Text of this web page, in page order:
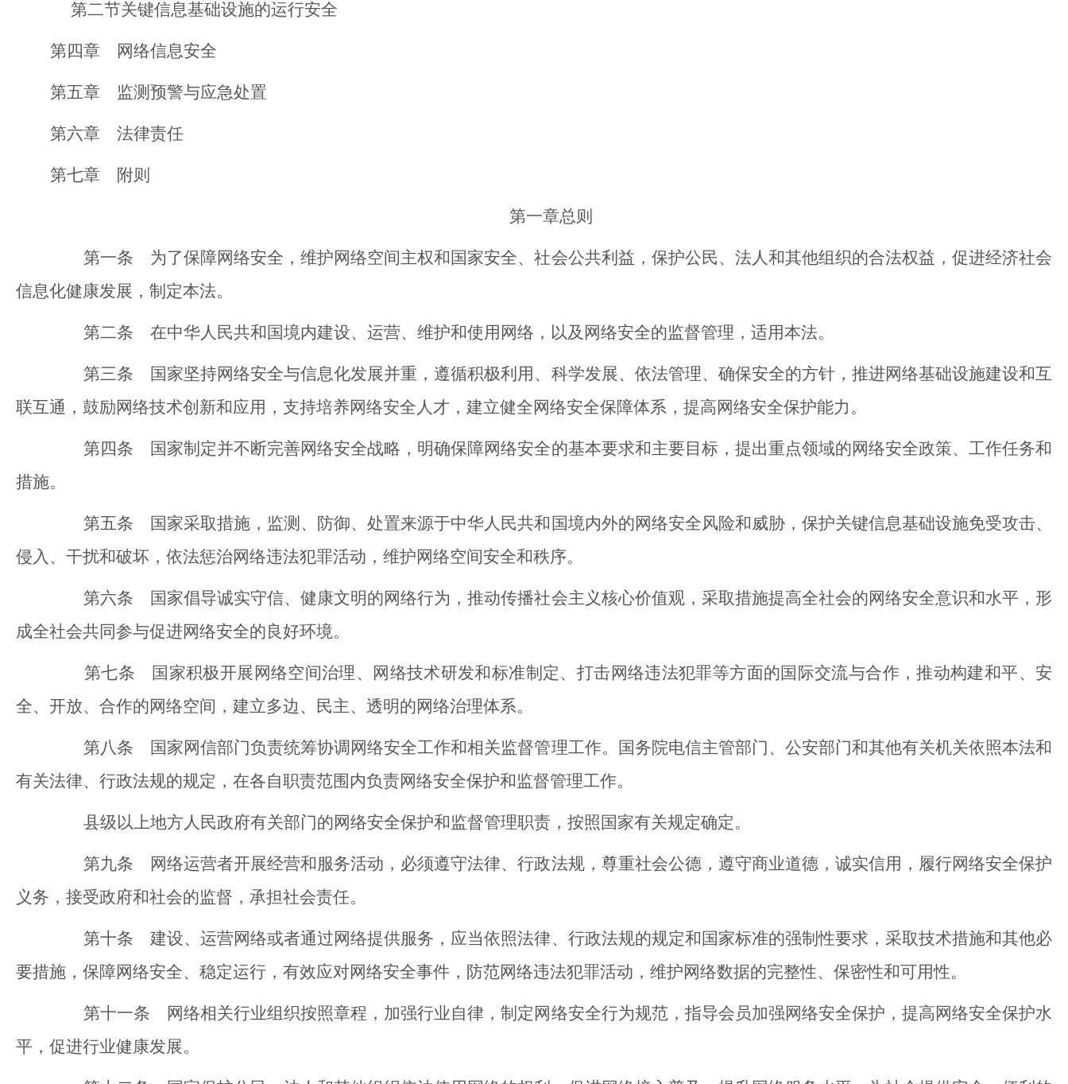
第二节关键信息基础设施的运行安全
第四章 网络信息安全
第五章 监测预警与应急处置
第六章 法律责任
第七章 附则
第一章总则
第一条 为了保障网络安全，维护网络空间主权和国家安全、社会公共利益，保护公民、法人和其他组织的合法权益，促进经济社会
信息化健康发展，制定本法。
第二条 在中华人民共和国境内建设、运营、维护和使用网络，以及网络安全的监督管理，适用本法。
第三条 国家坚持网络安全与信息化发展并重，遵循积极利用、科学发展、依法管理、确保安全的方针，推进网络基础设施建设和互
联互通，鼓励网络技术创新和应用，支持培养网络安全人才，建立健全网络安全保障体系，提高网络安全保护能力。
第四条 国家制定并不断完善网络安全战略，明确保障网络安全的基本要求和主要目标，提出重点领域的网络安全政策、工作任务和
措施。
第五条 国家采取措施，监测、防御、处置来源于中华人民共和国境内外的网络安全风险和威胁，保护关键信息基础设施免受攻击、
侵入、干扰和破坏，依法惩治网络违法犯罪活动，维护网络空间安全和秩序。
第六条 国家倡导诚实守信、健康文明的网络行为，推动传播社会主义核心价值观，采取措施提高全社会的网络安全意识和水平，形
成全社会共同参与促进网络安全的良好环境。
第七条 国家积极开展网络空间治理、网络技术研发和标准制定、打击网络违法犯罪等方面的国际交流与合作，推动构建和平、安
全、开放、合作的网络空间，建立多边、民主、透明的网络治理体系。
第八条 国家网信部门负责统筹协调网络安全工作和相关监督管理工作。国务院电信主管部门、公安部门和其他有关机关依照本法和
有关法律、行政法规的规定，在各自职责范围内负责网络安全保护和监督管理工作。
县级以上地方人民政府有关部门的网络安全保护和监督管理职责，按照国家有关规定确定。
第九条 网络运营者开展经营和服务活动，必须遵守法律、行政法规，尊重社会公德，遵守商业道德，诚实信用，履行网络安全保护
义务，接受政府和社会的监督，承担社会责任。
第十条 建设、运营网络或者通过网络提供服务，应当依照法律、行政法规的规定和国家标准的强制性要求，采取技术措施和其他必
要措施，保障网络安全、稳定运行，有效应对网络安全事件，防范网络违法犯罪活动，维护网络数据的完整性、保密性和可用性。
第十一条 网络相关行业组织按照章程，加强行业自律，制定网络安全行为规范，指导会员加强网络安全保护，提高网络安全保护水
平，促进行业健康发展。